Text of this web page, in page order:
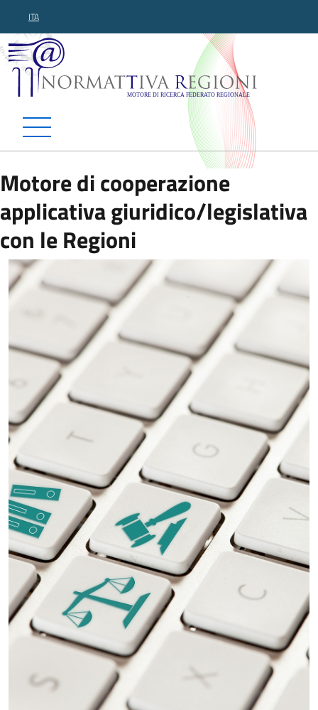
ITA
Normattiva Regioni -
Motore di cooperazione
applicativa giuridico/legislativa
con le Regioni